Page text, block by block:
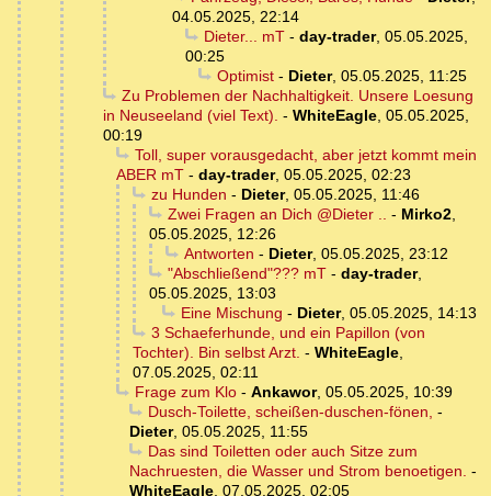
04.05.2025, 22:14
Dieter... mT- day-trader, 05.05.2025,
00:25
Optimist- Dieter, 05.05.2025, 11:25
Zu Problemen der Nachhaltigkeit. Unsere Loesung
in Neuseeland (viel Text). - WhiteEagle, 05.05.2025,
00:19
Toll, super vorausgedacht, aber jetzt kommt mein
ABER mT - day-trader, 05.05.2025, 02:23
zu Hunden - Dieter, 05.05.2025, 11:46
Zwei Fragen an Dich @Dieter .. - Mirko2,
05.05.2025, 12:26
Antworten - Dieter, 05.05.2025, 23:12
"Abschließend"??? mT- day-trader,
05.05.2025, 13:03
Eine Mischung - Dieter, 05.05.2025, 14:13
3 Schaeferhunde, und ein Papillon (von
Tochter). Bin selbst Arzt. - WhiteEagle,
07.05.2025, 02:11
Frage zum Klo- Ankawor, 05.05.2025, 10:39
Dusch-Toilette, scheißen-duschen-fönen, -
Dieter, 05.05.2025, 11:55
Das sind Toiletten oder auch Sitze zum
Nachruesten, die Wasser und Strom benoetigen. -
WhiteEagle, 07.05.2025, 02:05